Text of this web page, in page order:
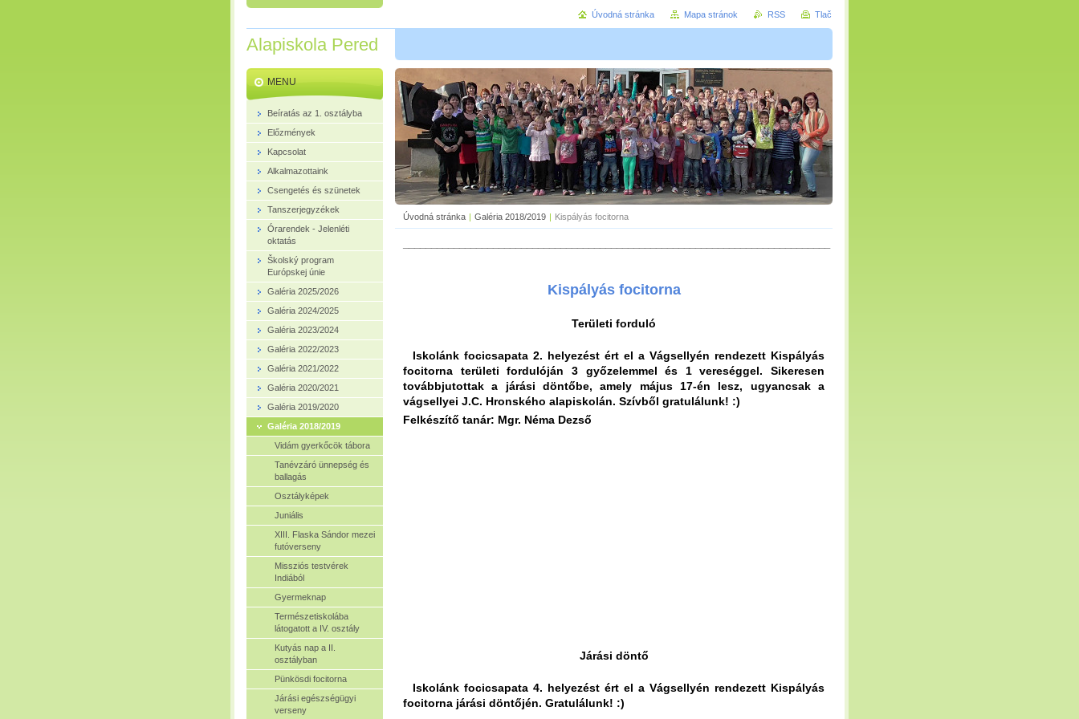
Alapiskola Pered
Úvodná stránka | Galéria 2018/2019 | Kispályás focitorna
Kispályás focitorna
Területi forduló
Iskolánk focicsapata 2. helyezést ért el a Vágsellyén rendezett Kispályás
focitorna területi fordulóján 3 győzelemmel és 1 vereséggel. Sikeresen
továbbjutottak a járási döntőbe, amely május 17-én lesz, ugyancsak a
vágsellyei J.C. Hronského alapiskolán. Szívből gratulálunk! :)
Felkészítő tanár: Mgr. Néma Dezső
Járási döntő
Iskolánk focicsapata 4. helyezést ért el a Vágsellyén rendezett Kispályás
focitorna járási döntőjén. Gratulálunk! :)
MENU
Beíratás az 1. osztályba
Előzmények
Kapcsolat
Alkalmazottaink
Csengetés és szünetek
Tanszerjegyzékek
Órarendek - Jelenléti
oktatás
Školský program
Európskej únie
Galéria 2025/2026
Galéria 2024/2025
Galéria 2023/2024
Galéria 2022/2023
Galéria 2021/2022
Galéria 2020/2021
Galéria 2019/2020
Galéria 2018/2019
Vidám gyerkőcök tábora
Tanévzáró ünnepség és
ballagás
Osztályképek
Juniális
XIII. Flaska Sándor mezei
futóverseny
Missziós testvérek
Indiából
Gyermeknap
Természetiskolába
látogatott a IV. osztály
Kutyás nap a II.
osztályban
Pünkösdi focitorna
Járási egészségügyi
verseny
Úvodná stránka Mapa stránok RSS Tlač